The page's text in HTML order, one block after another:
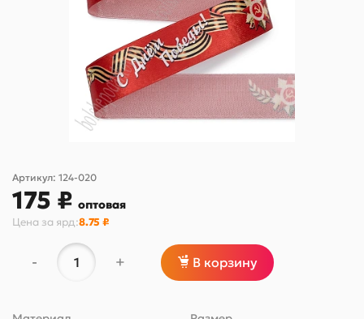
Артикул: 124-020
175 ₽ оптовая
Цена за ярд:8.75 ₽
- + В корзину